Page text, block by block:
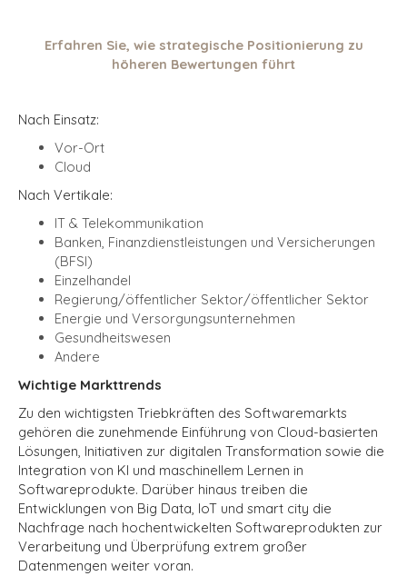
Erfahren Sie, wie strategische Positionierung zu
höheren Bewertungen führt
Nach Einsatz:
Vor-Ort
Cloud
Nach Vertikale:
IT & Telekommunikation
Banken, Finanzdienstleistungen und Versicherungen
(BFSI)
Einzelhandel
Regierung/öffentlicher Sektor/öffentlicher Sektor
Energie und Versorgungsunternehmen
Gesundheitswesen
Andere
Wichtige Markttrends
Zu den wichtigsten Triebkräften des Softwaremarkts
gehören die zunehmende Einführung von Cloud-basierten
Lösungen, Initiativen zur digitalen Transformation sowie die
Integration von KI und maschinellem Lernen in
Softwareprodukte. Darüber hinaus treiben die
Entwicklungen von Big Data, IoT und smart city die
Nachfrage nach hochentwickelten Softwareprodukten zur
Verarbeitung und Überprüfung extrem großer
Datenmengen weiter voran.